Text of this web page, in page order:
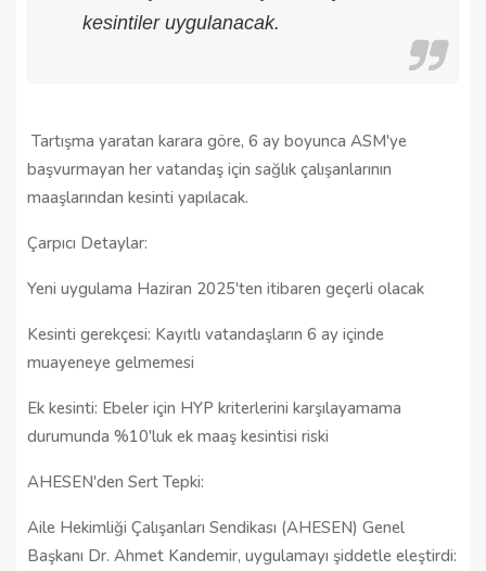
kesintiler uygulanacak.
Tartışma yaratan karara göre, 6 ay boyunca ASM'ye
başvurmayan her vatandaş için sağlık çalışanlarının
maaşlarından kesinti yapılacak.
Çarpıcı Detaylar:
Yeni uygulama Haziran 2025'ten itibaren geçerli olacak
Kesinti gerekçesi: Kayıtlı vatandaşların 6 ay içinde
muayeneye gelmemesi
Ek kesinti: Ebeler için HYP kriterlerini karşılayamama
durumunda %10'luk ek maaş kesintisi riski
AHESEN'den Sert Tepki:
Aile Hekimliği Çalışanları Sendikası (AHESEN) Genel
Başkanı Dr. Ahmet Kandemir, uygulamayı şiddetle eleştirdi: